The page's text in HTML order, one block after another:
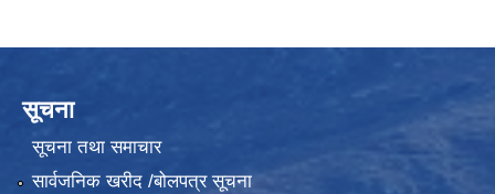
सूचना
सूचना तथा समाचार
सार्वजनिक खरीद /बोलपत्र सूचना